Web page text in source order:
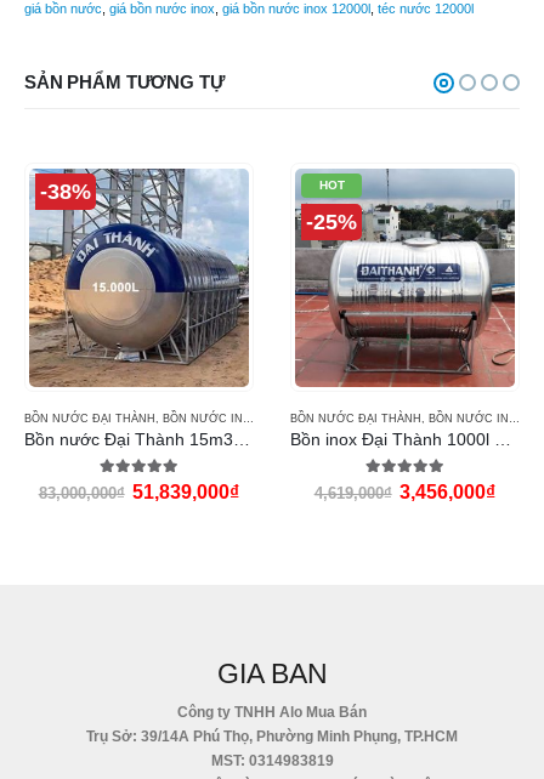
giá bồn nước giá bồn nước inox giá bồn nước inox 12000l téc nước 12000l
SẢN PHẨM TƯƠNG TỰ
-38%
BỒN NƯỚC ĐẠI THÀNH , BỒN NƯỚC INOX ĐẠI THÀNH
5.00 out of 5
83,000,000₫ 51,839,000₫
HOT
-25%
BỒN NƯỚC ĐẠI THÀNH , BỒN NƯỚC INOX ĐẠI THÀNH
5.00 out of 5
4,619,000₫ 3,456,000₫
GIA BAN
Công ty TNHH Alo Mua Bán
Trụ Sở: 39/14A Phú Thọ, Phường Minh Phụng, TP.HCM
MST: 0314983819